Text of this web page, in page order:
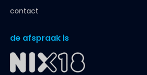
contact
de afspraak is